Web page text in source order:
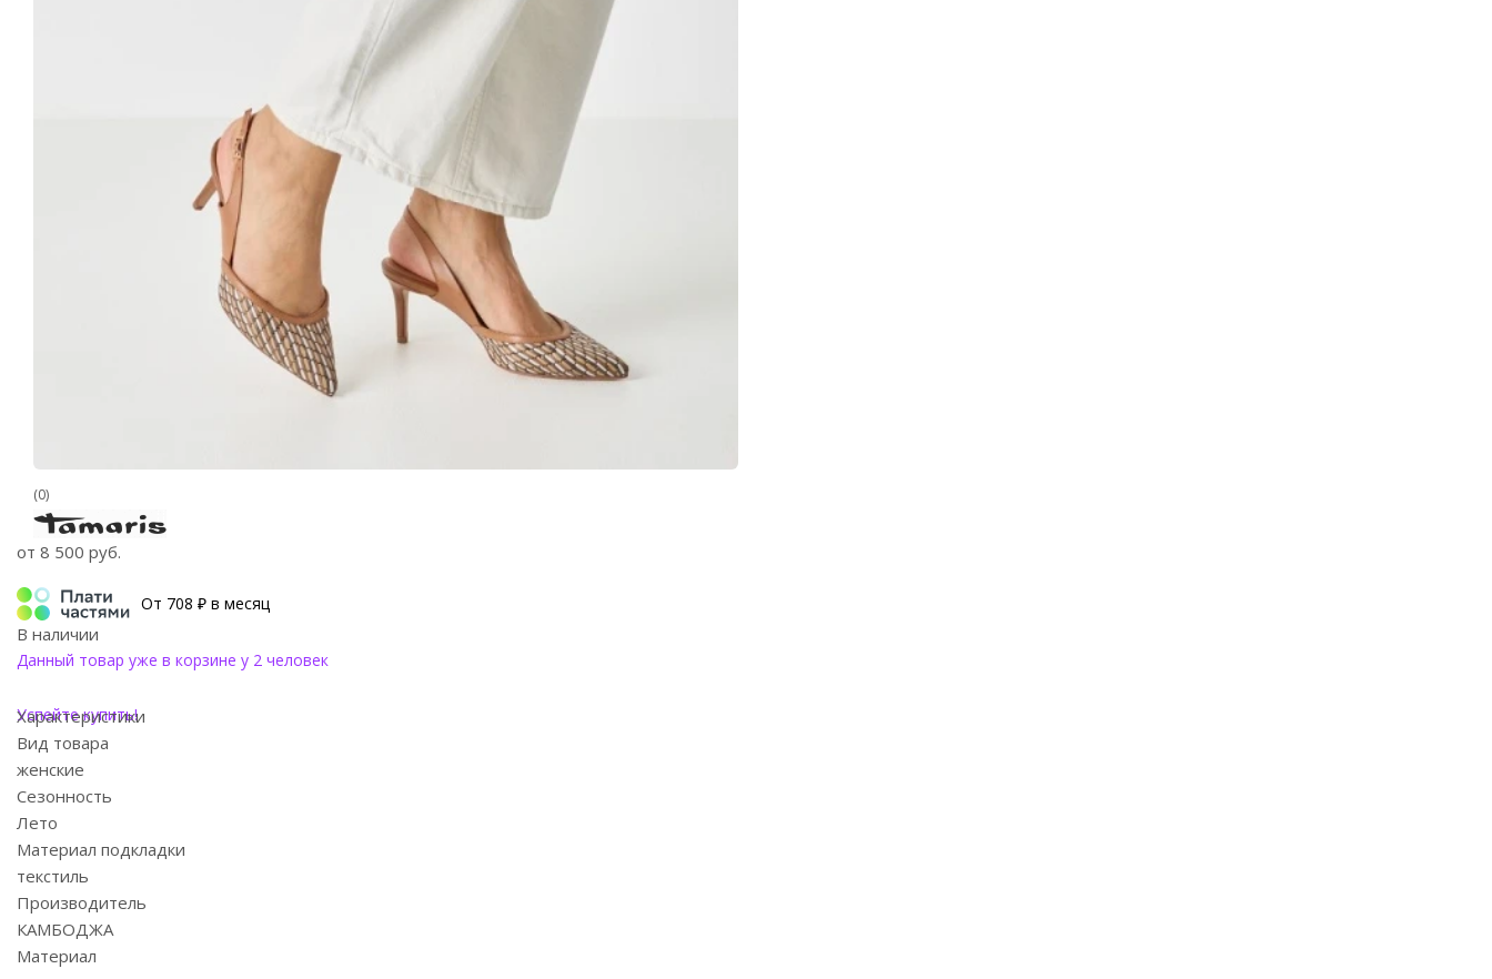
(0)
от 8 500 руб.
От 708 ₽ в месяц
В наличии
Данный товар уже в корзине у 2 человек
Успейте купить!
Характеристики
Вид товара
женские
Сезонность
Лето
Материал подкладки
текстиль
Производитель
КАМБОДЖА
Материал